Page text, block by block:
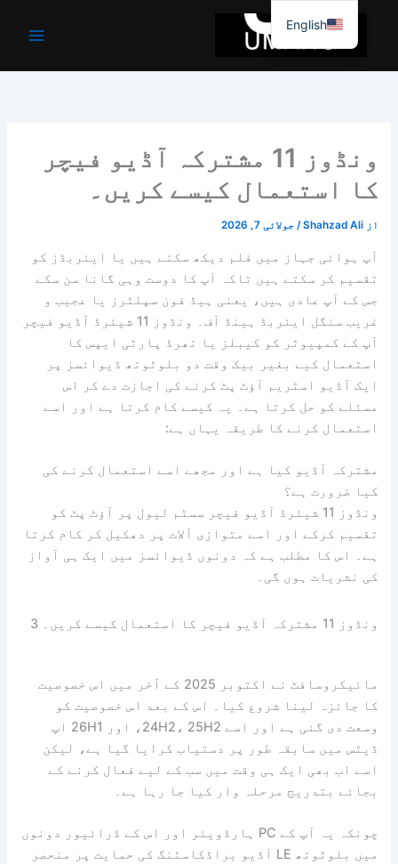
جائیں۔
ونڈوز 11 مشترکہ آڈیو فیچر
کا استعمال کیسے کریں۔
از Shahzad Ali
/جولائی 7, 2026
آپ ہوائی جہاز میں فلم دیکھ سکتے ہیں یا ایئربڈز کو
تقسیم کر سکتے ہیں تاکہ آپ کا دوست وہی گانا سن سکے
جس کے آپ عادی ہیں، یعنی ہیڈ فون سپلٹرز یا عجیب و
غریب سنگل ایئربڈ ہینڈ آف۔ ونڈوز 11 شیئرڈ آڈیو فیچر
آپ کے کمپیوٹر کو کیبلز یا تھرڈ پارٹی ایپس کا
استعمال کیے بغیر بیک وقت دو بلوٹوتھ ڈیوائسز پر
ایک آڈیو اسٹریم آؤٹ پٹ کرنے کی اجازت دے کر اس
مسئلے کو حل کرتا ہے۔ یہ کیسے کام کرتا ہے اور اسے
استعمال کرنے کا طریقہ یہاں ہے:
مشترکہ آڈیو کیا ہے اور مجھے اسے استعمال کرنے کی
کیا ضرورت ہے؟
ونڈوز 11 شیئرڈ آڈیو فیچر سسٹم لیول پر آؤٹ پٹ کو
تقسیم کرکے اور اسے متوازی آلات پر دھکیل کر کام کرتا
ہے۔ اس کا مطلب ہے کہ دونوں ڈیوائسز میں ایک ہی آواز
کی نشریات ہوں گی۔
ونڈوز 11 مشترکہ آڈیو فیچر کا استعمال کیسے کریں۔ 3
مائیکروسافٹ نے اکتوبر 2025 کے آخر میں اس خصوصیت
کا جائزہ لینا شروع کیا۔ اس کے بعد اس خصوصیت کو
وسعت دی گئی ہے اور اسے 24H2، 25H2، اور 26H1 اپ
ڈیٹس میں سابقہ ​​طور پر دستیاب کرایا گیا ہے، لیکن
اسے اب بھی ایک ہی وقت میں سب کے لیے فعال کرنے کے
بجائے بتدریج مرحلہ وار کیا جا رہا ہے۔
چونکہ یہ آپ کے PC ہارڈویئر اور اس کے ڈرائیور دونوں
میں بلوٹوتھ LE آڈیو براڈکاسٹنگ کی حمایت پر منحصر
English